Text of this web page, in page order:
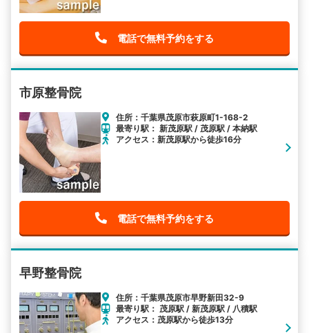
電話で無料予約をする
市原整骨院
住所：千葉県茂原市萩原町1-168-2
最寄り駅： 新茂原駅 / 茂原駅 / 本納駅
アクセス：新茂原駅から徒歩16分
電話で無料予約をする
早野整骨院
住所：千葉県茂原市早野新田32-9
最寄り駅： 茂原駅 / 新茂原駅 / 八積駅
アクセス：茂原駅から徒歩13分